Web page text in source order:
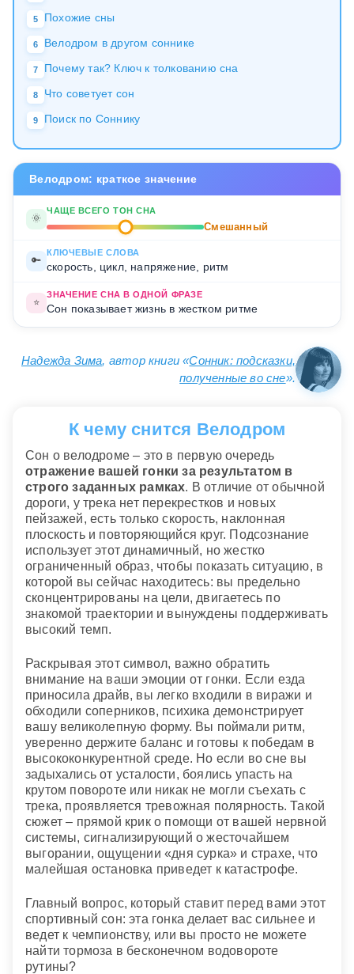
5 Похожие сны
6 Велодром в другом соннике
7 Почему так? Ключ к толкованию сна
8 Что советует сон
9 Поиск по Соннику
Велодром: краткое значение
🌞
ЧАЩЕ ВСЕГО ТОН СНА
Смешанный
🔑
КЛЮЧЕВЫЕ СЛОВА
скорость, цикл, напряжение, ритм
⭐
ЗНАЧЕНИЕ СНА В ОДНОЙ ФРАЗЕ
Сон показывает жизнь в жестком ритме
Надежда Зима, автор книги «Сонник: подсказки,
полученные во сне».
К чему снится Велодром
Сон о велодроме – это в первую очередь
отражение вашей гонки за результатом в
строго заданных рамках. В отличие от обычной
дороги, у трека нет перекрестков и новых
пейзажей, есть только скорость, наклонная
плоскость и повторяющийся круг. Подсознание
использует этот динамичный, но жестко
ограниченный образ, чтобы показать ситуацию, в
которой вы сейчас находитесь: вы предельно
сконцентрированы на цели, двигаетесь по
знакомой траектории и вынуждены поддерживать
высокий темп.
Раскрывая этот символ, важно обратить
внимание на ваши эмоции от гонки. Если езда
приносила драйв, вы легко входили в виражи и
обходили соперников, психика демонстрирует
вашу великолепную форму. Вы поймали ритм,
уверенно держите баланс и готовы к победам в
высококонкурентной среде. Но если во сне вы
задыхались от усталости, боялись упасть на
крутом повороте или никак не могли съехать с
трека, проявляется тревожная полярность. Такой
сюжет – прямой крик о помощи от вашей нервной
системы, сигнализирующий о жесточайшем
выгорании, ощущении «дня сурка» и страхе, что
малейшая остановка приведет к катастрофе.
Главный вопрос, который ставит перед вами этот
спортивный сон: эта гонка делает вас сильнее и
ведет к чемпионству, или вы просто не можете
найти тормоза в бесконечном водовороте
рутины?